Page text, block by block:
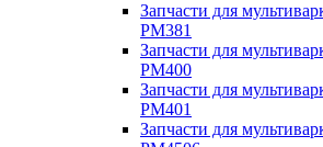
Запчасти для
PM381
Запчасти для
PM400
Запчасти для
PM401
Запчасти для